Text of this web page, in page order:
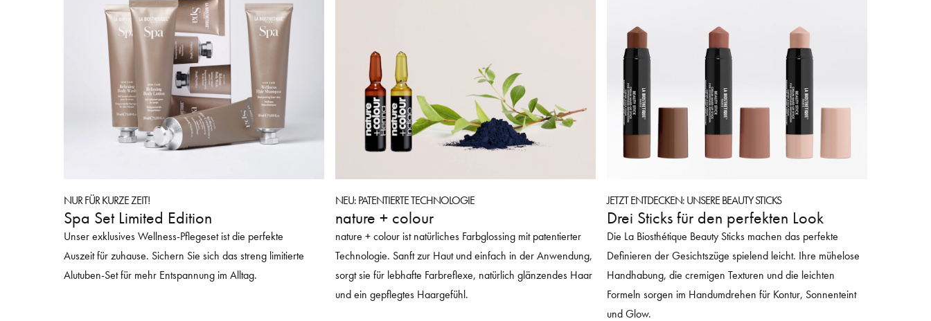
NUR FÜR KURZE ZEIT!
Spa Set Limited Edition
Unser exklusives Wellness-Pflegeset ist die perfekte
Auszeit für zuhause. Sichern Sie sich das streng limitierte
Alutuben-Set für mehr Entspannung im Alltag.
NEU: PATENTIERTE TECHNOLOGIE
nature + colour
nature + colour ist natürliches Farbglossing mit patentierter
Technologie. Sanft zur Haut und einfach in der Anwendung,
sorgt sie für lebhafte Farbreflexe, natürlich glänzendes Haar
und ein gepflegtes Haargefühl.
JETZT ENTDECKEN: UNSERE BEAUTY STICKS
Drei Sticks für den perfekten Look
Die La Biosthétique Beauty Sticks machen das perfekte
Definieren der Gesichtszüge spielend leicht. Ihre mühelose
Handhabung, die cremigen Texturen und die leichten
Formeln sorgen im Handumdrehen für Kontur, Sonnenteint
und Glow.